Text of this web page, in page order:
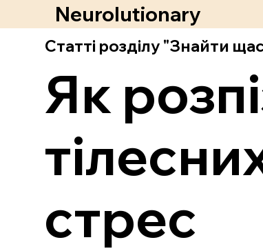
Neurolutionary
Статті розділу "Знайти
Як
стрес